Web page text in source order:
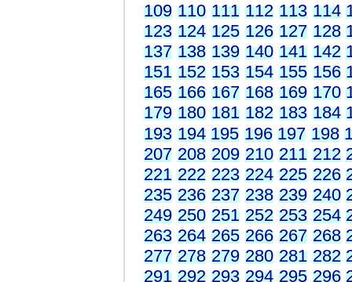
109 110 111 112 113 114
123 124 125 126 127 128
137 138 139 140 141 142
151 152 153 154 155 156
165 166 167 168 169 170
179 180 181 182 183 184
193 194 195 196 197 198
207 208 209 210 211 212
221 222 223 224 225 226
235 236 237 238 239 240
249 250 251 252 253 254
263 264 265 266 267 268
277 278 279 280 281 282
291 292 293 294 295 296